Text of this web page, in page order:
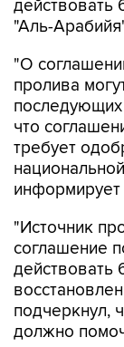
"О
последующих
что
требует
информирует
"Источник
действовать
подчеркнул,
должно
запустить
отмечает